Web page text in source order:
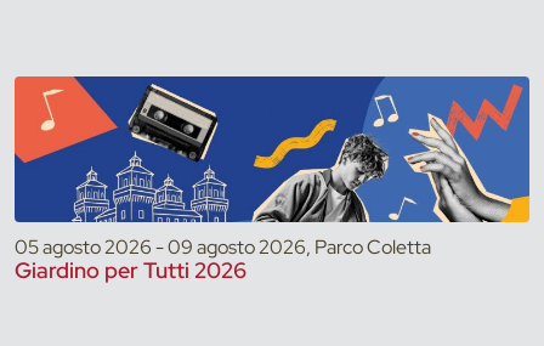
05 agosto 2026 - 09 agosto 2026, Parco Coletta
Giardino per Tutti 2026